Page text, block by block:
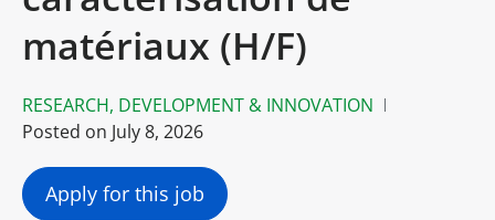
matériaux (H/F)
RESEARCH, DEVELOPMENT & INNOVATION
Posted on July 8, 2026
Apply for this job